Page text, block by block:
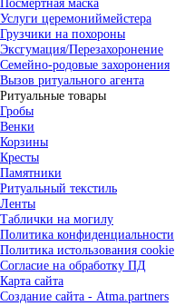
Услуги церемониймейстера
Грузчики на похороны
Эксгумация/Перезахоронение
Семейно-родовые захоронения
Вызов ритуального агента
Ритуальные товары
Гробы
Венки
Корзины
Кресты
Памятники
Ритуальный текстиль
Ленты
Таблички на могилу
Политика конфиденциальности
Политика истользования cookie
Согласие на обработку ПД
Карта сайта
Создание сайта - Atma.partners